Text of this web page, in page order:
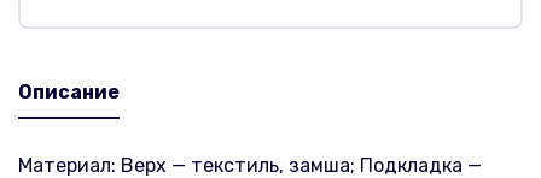
Описание
Материал: Верх — текстиль, замша; Подкладка —